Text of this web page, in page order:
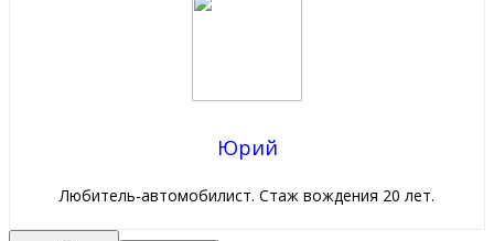
Юрий
Любитель-автомобилист. Стаж вождения 20 лет.